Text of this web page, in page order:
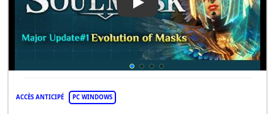
Play Video: Soulmask
ACCÈS ANTICIPÉ PC WINDOWS